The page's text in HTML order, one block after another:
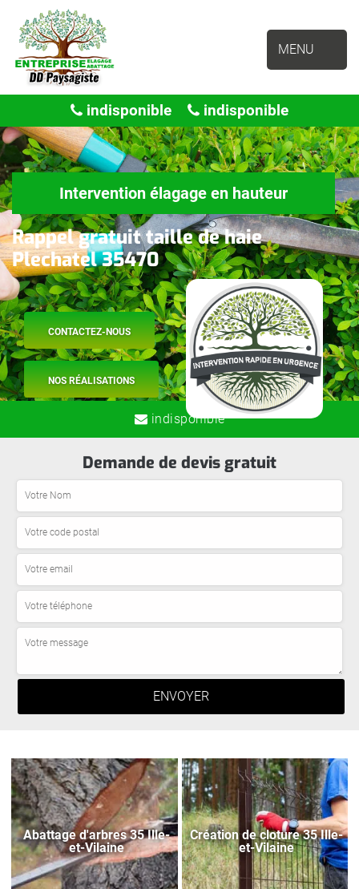
MENU
indisponible indisponible
Intervention élagage en hauteur
Rappel gratuit taille de haie
Plechatel 35470
CONTACTEZ-NOUS
NOS RÉALISATIONS
indisponible
Demande de devis gratuit
Abattage d'arbres 35 Ille-
et-Vilaine
Création de cloture 35 Ille-
et-Vilaine